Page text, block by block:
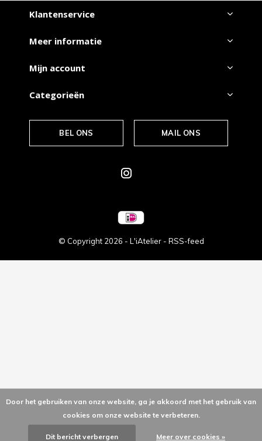
Klantenservice
Meer informatie
Mijn account
Categorieën
BEL ONS MAIL ONS
© Copyright 2026 - L'iAtelier - RSS-feed
Door het gebruiken van onze website, ga je akkoord met het gebruik van
cookies om onze website te verbeteren.
Dit bericht verbergen Meer over cookies »